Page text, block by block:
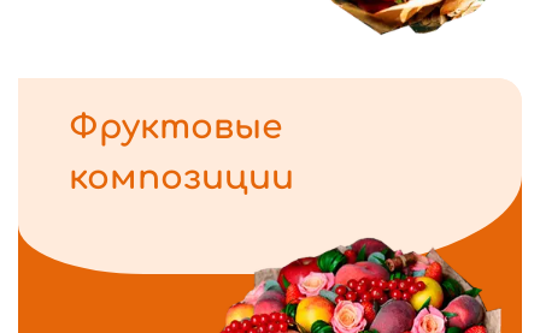
Фруктовые
композиции